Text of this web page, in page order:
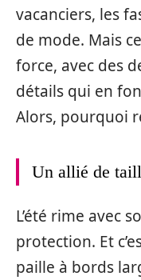
vacanciers, les
de mode. Mais
force, avec des
détails qui en
Alors, pourquoi
Un allié de
L’été rime avec
protection. Et
paille à bords